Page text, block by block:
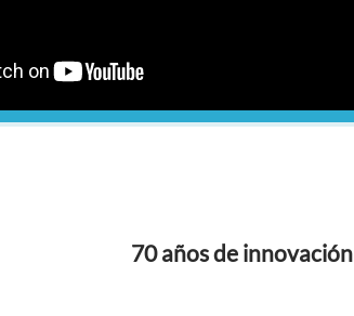
70 años de innovación